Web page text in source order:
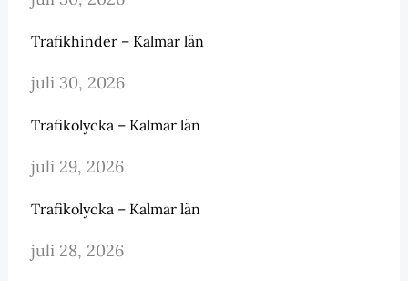
Trafikhinder – Kalmar län
juli 30, 2026
Trafikolycka – Kalmar län
juli 29, 2026
Trafikolycka – Kalmar län
juli 28, 2026